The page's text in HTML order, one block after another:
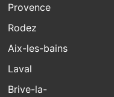
Provence
Rodez
Aix-les-bains
Laval
Brive-la-